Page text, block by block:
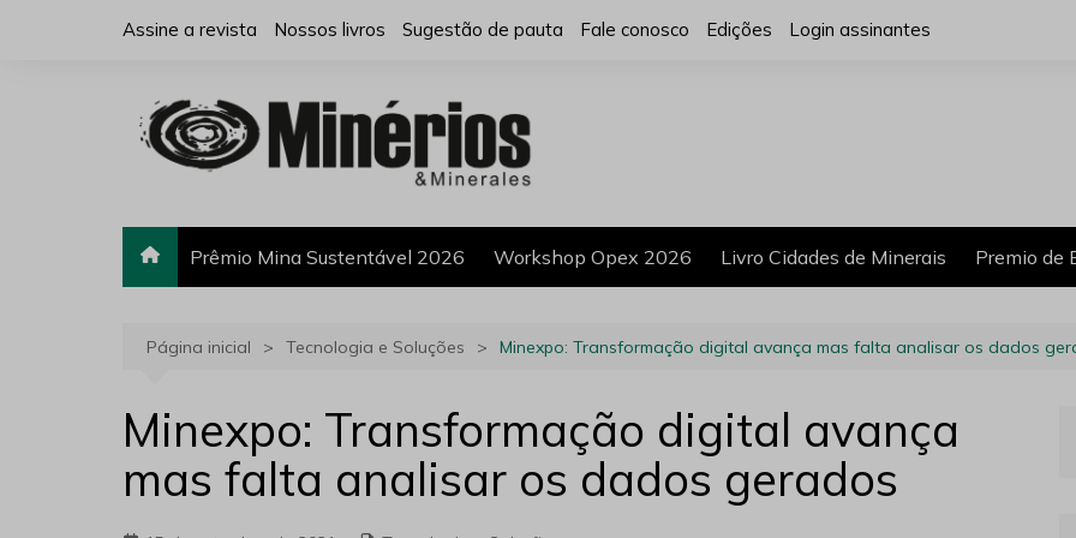
Assine a revista Nossos livros Sugestão de pauta Fale conosco Edições Login assinantes
Prêmio Mina Sustentável 2026 Workshop Opex 2026 Livro Cidades de Minerais Premio de
Página inicial Tecnologia e Soluções Minexpo: Transformação digital avança mas falta analisar os dados
Minexpo: Transformação digital avança
mas falta analisar os dados gerados